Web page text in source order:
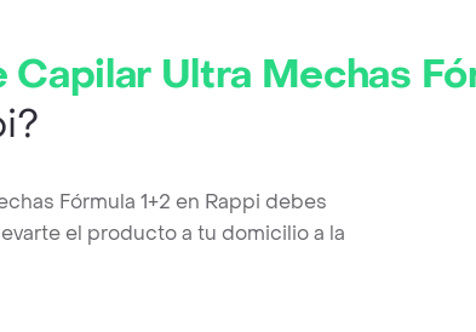
Ultra Mechas
Fórmula 1+2 en Rappi debes
el producto a tu domicilio a la